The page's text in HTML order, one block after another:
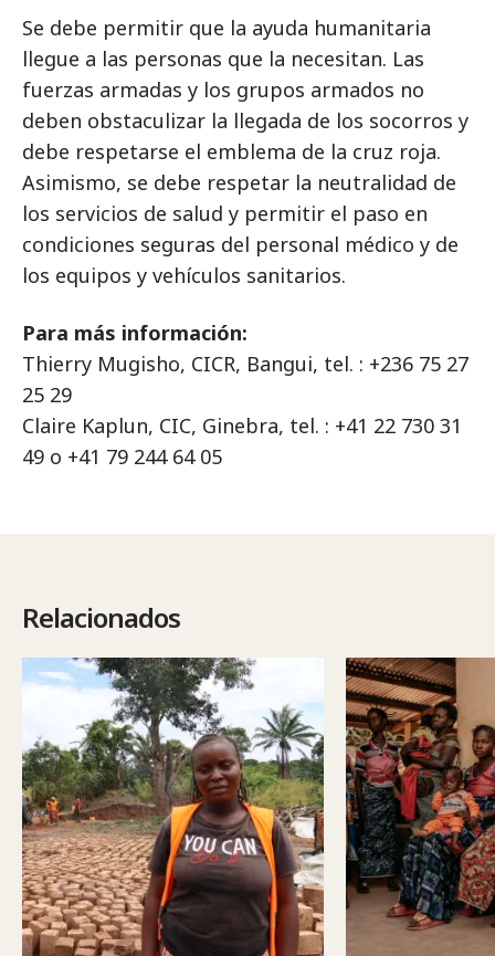
Se debe permitir que la ayuda humanitaria
llegue a las personas que la necesitan. Las
fuerzas armadas y los grupos armados no
deben obstaculizar la llegada de los socorros y
debe respetarse el emblema de la cruz roja.
Asimismo, se debe respetar la neutralidad de
los servicios de salud y permitir el paso en
condiciones seguras del personal médico y de
los equipos y vehículos sanitarios.
Para más información:
Thierry Mugisho, CICR, Bangui, tel. : +236 75 27
25 29
Claire Kaplun, CIC, Ginebra, tel. : +41 22 730 31
49 o +41 79 244 64 05
Relacionados